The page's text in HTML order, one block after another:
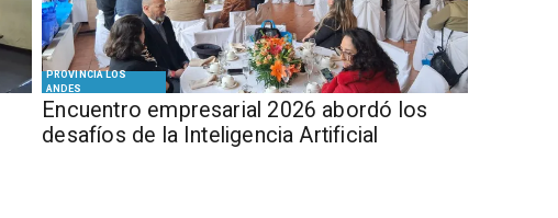
PROVINCIA LOS
ANDES
Encuentro empresarial 2026 abordó los
desafíos de la Inteligencia Artificial